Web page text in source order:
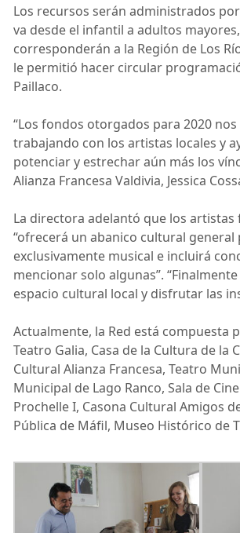
Los recursos serán administrados
va desde el infantil a adultos
corresponderán a la Región de Los
le permitió hacer circular
Paillaco.
“Los fondos otorgados para 2020
trabajando con los artistas locales y
potenciar y estrechar aún más los
Alianza Francesa Valdivia, Jessica
La directora adelantó que los
“ofrecerá un abanico cultural
exclusivamente musical e incluirá
mencionar solo algunas”.
espacio cultural local y disfrutar las
Actualmente, la Red está compuesta
Teatro Galia, Casa de la Cultura de
Cultural Alianza Francesa, Teatro
Municipal de Lago Ranco, Sala de
Prochelle I, Casona Cultural Amigos
Pública de Máfil, Museo Histórico de